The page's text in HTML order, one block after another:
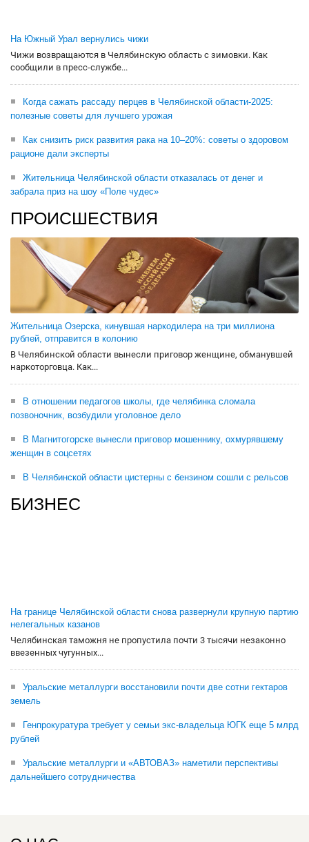
На Южный Урал вернулись чижи
Чижи возвращаются в Челябинскую область с зимовки. Как
сообщили в пресс-службе...
Когда сажать рассаду перцев в Челябинской области-2025:
полезные советы для лучшего урожая
Как снизить риск развития рака на 10–20%: советы о здоровом
рационе дали эксперты
Жительница Челябинской области отказалась от денег и
забрала приз на шоу «Поле чудес»
ПРОИСШЕСТВИЯ
Жительница Озерска, кинувшая наркодилера на три миллиона
рублей, отправится в колонию
В Челябинской области вынесли приговор женщине, обманувшей
наркоторговца. Как...
В отношении педагогов школы, где челябинка сломала
позвоночник, возбудили уголовное дело
В Магнитогорске вынесли приговор мошеннику, охмурявшему
женщин в соцсетях
В Челябинской области цистерны с бензином сошли с рельсов
БИЗНЕС
На границе Челябинской области снова развернули крупную партию
нелегальных казанов
Челябинская таможня не пропустила почти 3 тысячи незаконно
ввезенных чугунных...
Уральские металлурги восстановили почти две сотни гектаров
земель
Генпрокуратура требует у семьи экс-владельца ЮГК еще 5 млрд
рублей
Уральские металлурги и «АВТОВАЗ» наметили перспективы
дальнейшего сотрудничества